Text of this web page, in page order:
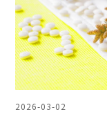
2026-03-02